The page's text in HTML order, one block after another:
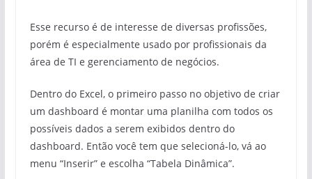
Esse recurso é de interesse de diversas profissões,
porém é especialmente usado por profissionais da
área de TI e gerenciamento de negócios.
Dentro do Excel, o primeiro passo no objetivo de criar
um dashboard é montar uma planilha com todos os
possíveis dados a serem exibidos dentro do
dashboard. Então você tem que selecioná-lo, vá ao
menu “Inserir” e escolha “Tabela Dinâmica”.